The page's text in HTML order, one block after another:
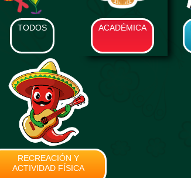
TODOS ACADÉMICA
RECREACIÓN Y
ACTIVIDAD FÍSICA